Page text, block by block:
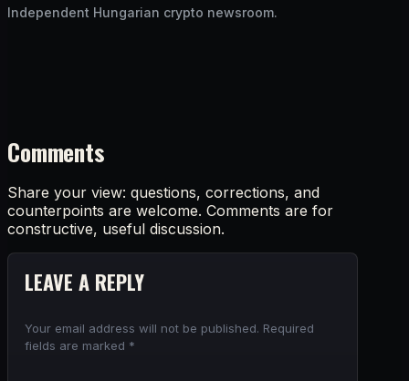
Independent Hungarian crypto newsroom.
Comments
Share your view: questions, corrections, and
counterpoints are welcome. Comments are for
constructive, useful discussion.
LEAVE A REPLY
Your email address will not be published. Required
fields are marked *